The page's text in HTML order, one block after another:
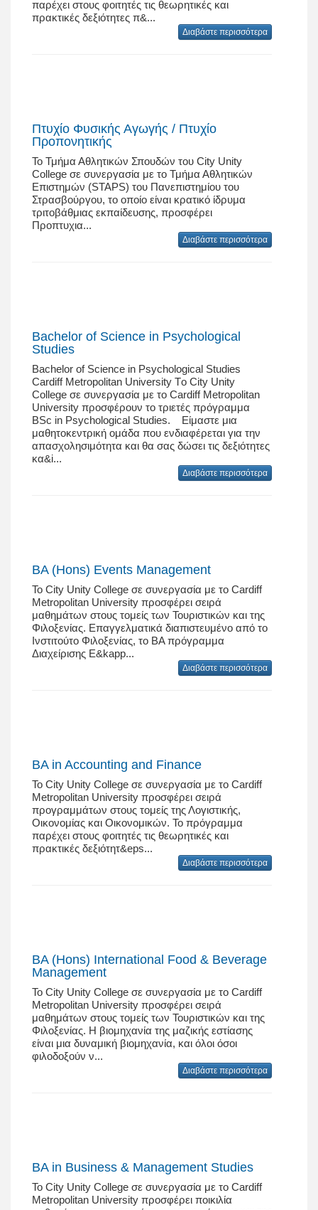
παρέχει στους φοιτητές τις θεωρητικές και
πρακτικές δεξιότητες π&...
Διαβάστε περισσότερα
Πτυχίο Φυσικής Αγωγής / Πτυχίο
Προπονητικής
Το Τμήμα Αθλητικών Σπουδών του City Unity
College σε συνεργασία με το Τμήμα Αθλητικών
Επιστημών (STAPS) του Πανεπιστημίου του
Στρασβούργου, το οποίο είναι κρατικό ίδρυμα
τριτοβάθμιας εκπαίδευσης, προσφέρει
Προπτυχια...
Διαβάστε περισσότερα
Bachelor of Science in Psychological
Studies
Bachelor of Science in Psychological Studies
Cardiff Metropolitan University Tο City Unity
College σε συνεργασία με το Cardiff Metropolitan
University προσφέρουν το τριετές πρόγραμμα
BSc in Psychological Studies. Είμαστε μια
μαθητοκεντρική ομάδα που ενδιαφέρεται για την
απασχολησιμότητα και θα σας δώσει τις δεξιότητες
κα&i...
Διαβάστε περισσότερα
BA (Hons) Events Management
Το City Unity College σε συνεργασία με το Cardiff
Metropolitan University προσφέρει σειρά
μαθημάτων στους τομείς των Τουριστικών και της
Φιλοξενίας. Επαγγελματικά διαπιστευμένο από το
Ινστιτούτο Φιλοξενίας, το BA πρόγραμμα
Διαχείρισης Ε&kapp...
Διαβάστε περισσότερα
BA in Accounting and Finance
Το City Unity College σε συνεργασία με το Cardiff
Metropolitan University προσφέρει σειρά
προγραμμάτων στους τομείς της Λογιστικής,
Οικονομίας και Οικονομικών. Το πρόγραμμα
παρέχει στους φοιτητές τις θεωρητικές και
πρακτικές δεξιότητ&eps...
Διαβάστε περισσότερα
BA (Hons) International Food & Beverage
Management
Το City Unity College σε συνεργασία με το Cardiff
Metropolitan University προσφέρει σειρά
μαθημάτων στους τομείς των Τουριστικών και της
Φιλοξενίας. Η βιομηχανία της μαζικής εστίασης
είναι μια δυναμική βιομηχανία, και όλοι όσοι
φιλοδοξούν ν...
Διαβάστε περισσότερα
BA in Business & Management Studies
Το City Unity College σε συνεργασία με το Cardiff
Metropolitan University προσφέρει ποικιλία